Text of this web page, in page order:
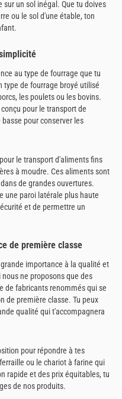
un sol inégal. Que tu doives
ou le sol d'une étable, ton
au type de fourrage que tu
type de fourrage broyé utilisé
les poulets ou les bovins.
pour le transport de
pour conserver les
le transport d'aliments fins
à moudre. Ces aliments sont
de grandes ouvertures.
une paroi latérale plus haute
et de permettre un
de première classe
importance à la qualité et
ne proposons que des
de fabricants renommés qui se
de première classe. Tu peux
qualité qui t'accompagnera
pour répondre à tes
ou le chariot à farine qui
rapide et des prix équitables, tu
de nos produits.